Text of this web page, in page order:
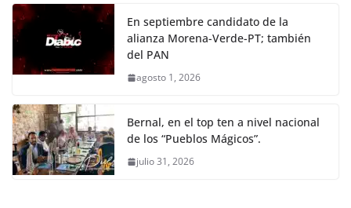
En septiembre candidato de la
alianza Morena-Verde-PT; también
del PAN
agosto 1, 2026
Bernal, en el top ten a nivel nacional
de los “Pueblos Mágicos”.
julio 31, 2026